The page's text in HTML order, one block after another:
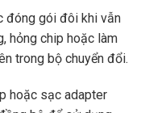
đóng gói đôi khi vẫn
hỏng chip hoặc làm
trong bộ chuyển đổi.
hoặc sạc adapter